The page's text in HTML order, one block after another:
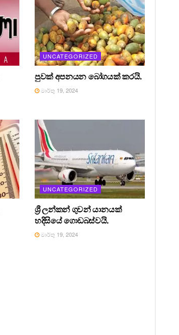
UNCATEGORIZED
පුවක් අපනයන බෝගයක් කරයි.
මාර්තු 19, 2024
UNCATEGORIZED
ශ්‍රී ලන්කන් ගුවන් යානයක්
හදිසියේ ගොඩබස්වයි.
මාර්තු 19, 2024